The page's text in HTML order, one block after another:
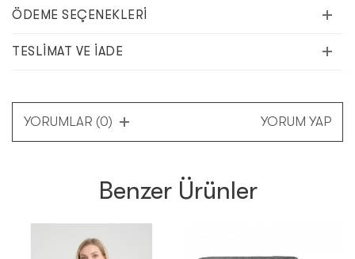
ÖDEME SEÇENEKLERI
TESLIMAT VE İADE
YORUMLAR (0) YORUM YAP
Benzer Ürünler